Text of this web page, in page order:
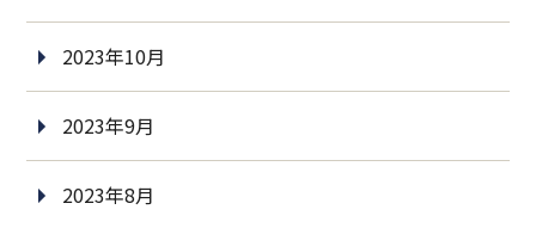
2023年10月
2023年9月
2023年8月